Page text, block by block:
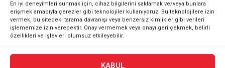
En iyi deneyimleri sunmak için, cihaz bilgilerini saklamak ve/veya bunlara
erişmek amacıyla çerezler gibi teknolojiler kullanıyoruz. Bu teknolojilere izin
vermek, bu sitedeki tarama davranışı veya benzersiz kimlikler gibi verileri
işlememize izin verecektir. Onay vermemek veya onayı geri çekmek, belirli
özellikleri ve işlevleri olumsuz etkileyebilir.
KABUL
BIZI TAKIP EDIN